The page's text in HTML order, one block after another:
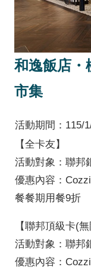
和逸飯店・
市集
活動期間：115/
【全卡友】
活動對象：聯邦
優惠內容：
餐餐期用餐9折
【聯邦頂級卡(
活動對象：聯邦
優惠內容：